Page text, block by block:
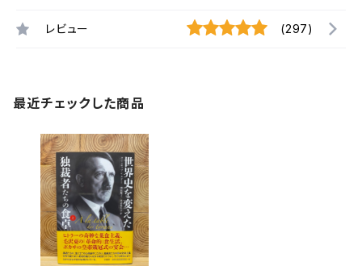
レビュー (297)
最近チェックした商品